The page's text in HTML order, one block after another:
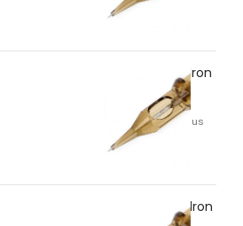
3RS/35 – Kwadron
6,70lei TVA inclus
5RS/30 – Kwadron